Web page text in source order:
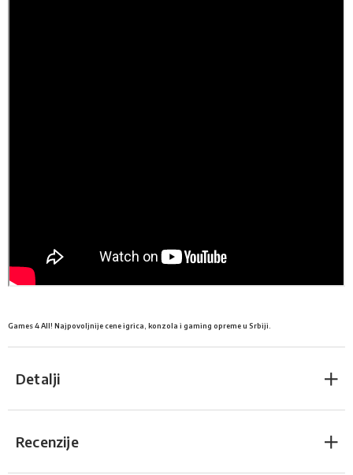
Games 4 All! Najpovoljnije cene igrica, konzola i gaming opreme u Srbiji.
Detalji
Recenzije